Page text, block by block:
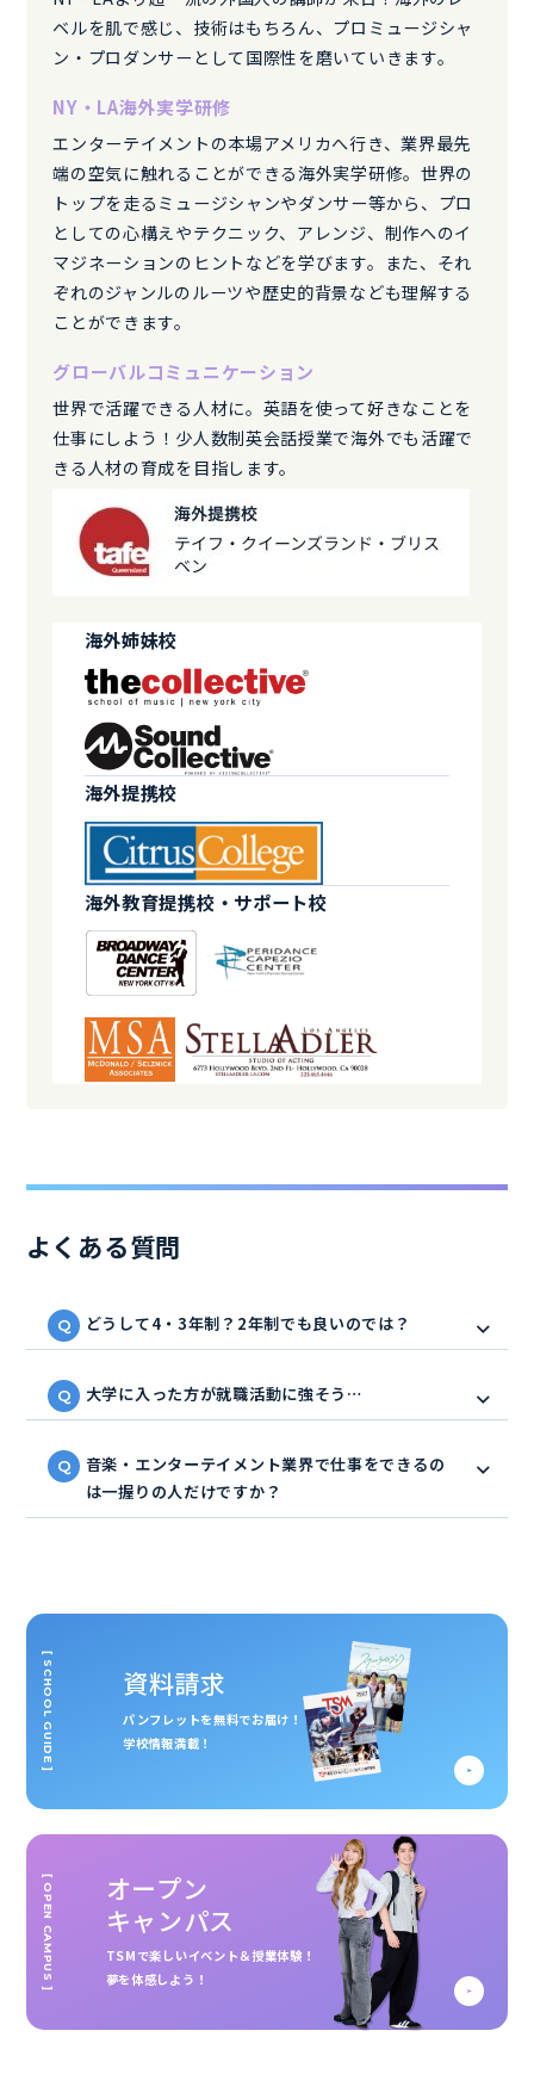
ベルを肌で感じ、技術はもちろん、プロミュージシャ
ン・プロダンサーとして国際性を磨いていきます。
NY・LA海外実学研修
エンターテイメントの本場アメリカへ行き、業界最先
端の空気に触れることができる海外実学研修。世界の
トップを走るミュージシャンやダンサー等から、プロ
としての心構えやテクニック、アレンジ、制作へのイ
マジネーションのヒントなどを学びます。また、それ
ぞれのジャンルのルーツや歴史的背景なども理解する
ことができます。
グローバルコミュニケーション
世界で活躍できる人材に。英語を使って好きなことを
仕事にしよう！少人数制英会話授業で海外でも活躍で
きる人材の育成を目指します。
海外姉妹校
海外提携校
海外教育提携校・サポート校
よくある質問
どうして4・3年制？2年制でも良いのでは？
大学に入った方が就職活動に強そう…
音楽・エンターテイメント業界で仕事をできるの
は一握りの人だけですか？
資料請求
パンフレットを無料でお届け！
学校情報満載！
[ SCHOOL GUIDE ]
オープン
キャンパス
TSMで楽しいイベント＆授業体験！
夢を体感しよう！
[ OPEN CAMPUS ]